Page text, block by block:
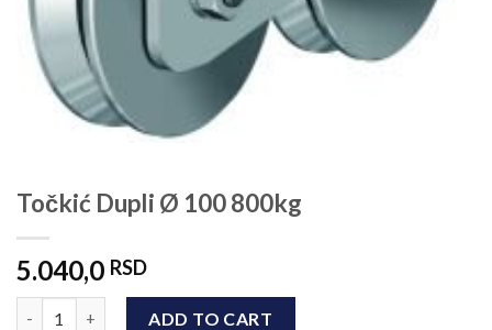
Točkić Dupli Ø 100 800kg
5.040,0 RSD
ADD TO CART